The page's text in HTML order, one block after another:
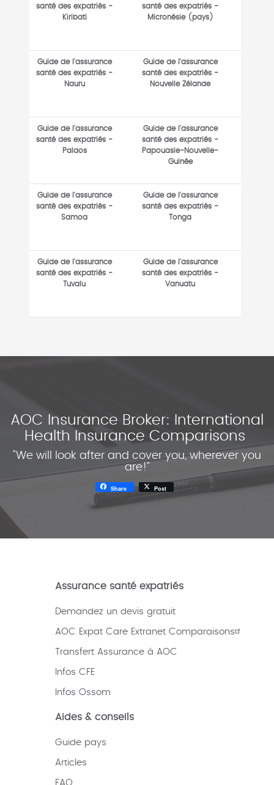
santé des expatriés -
Kiribati
santé des expatriés -
Micronésie (pays)
Guide de l'assurance
santé des expatriés -
Nauru
Guide de l'assurance
santé des expatriés -
Nouvelle Zélande
Guide de l'assurance
santé des expatriés -
Palaos
Guide de l'assurance
santé des expatriés -
Papouasie-Nouvelle-
Guinée
Guide de l'assurance
santé des expatriés -
Samoa
Guide de l'assurance
santé des expatriés -
Tonga
Guide de l'assurance
santé des expatriés -
Tuvalu
Guide de l'assurance
santé des expatriés -
Vanuatu
AOC Insurance Broker: International
Health Insurance Comparisons
"We will look after and cover you, wherever you
are!"
Share Post
Assurance santé expatriés
Demandez un devis gratuit
AOC Expat Care Extranet Comparaisons
Transfert Assurance à AOC
Infos CFE
Infos Ossom
Aides & conseils
Guide pays
Articles
FAQ